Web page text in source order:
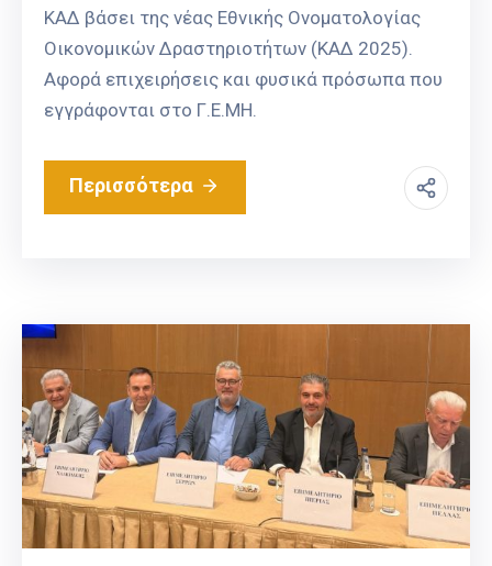
ΚΑΔ βάσει της νέας Εθνικής Ονοματολογίας
Οικονομικών Δραστηριοτήτων (ΚΑΔ 2025).
Αφορά επιχειρήσεις και φυσικά πρόσωπα που
εγγράφονται στο Γ.Ε.ΜΗ.
Περισσότερα